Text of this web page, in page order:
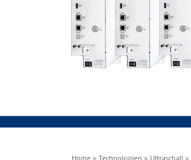
Home » Technologien » Ultraschall »